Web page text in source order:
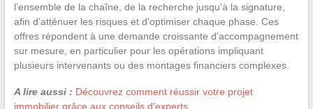
l’ensemble de la chaîne, de la recherche jusqu’à la signature,
afin d’atténuer les risques et d’optimiser chaque phase. Ces
offres répondent à une demande croissante d’accompagnement
sur mesure, en particulier pour les opérations impliquant
plusieurs intervenants ou des montages financiers complexes.
A lire aussi : Découvrez comment réussir votre projet
immobilier grâce aux conseils d'experts